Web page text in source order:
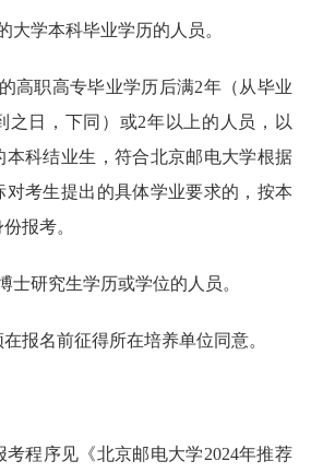
大学本科毕业学历的人员。
高职高专毕业学历后满2年（从毕业
之日，下同）或2年以上的人员，以
本科结业生，符合北京邮电大学根据
对考生提出的具体学业要求的，按本
报考。
士研究生学历或学位的人员。
报名前征得所在培养单位同意。
程序见《北京邮电大学2024年推荐